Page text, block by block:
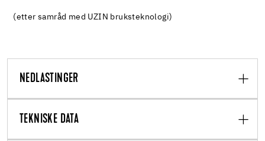
(etter samråd med UZIN bruksteknologi)
NEDLASTINGER
TEKNISKE DATA